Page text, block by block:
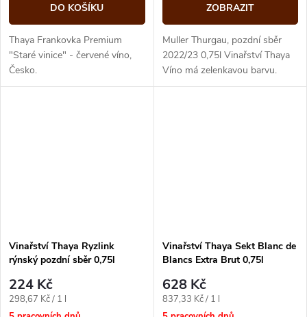
DO KOŠÍKU
Thaya Frankovka Premium
"Staré vinice" - červené víno,
Česko.
ZOBRAZIT
Muller Thurgau, pozdní sběr
2022/23 0,75l Vinařství Thaya
Víno má zelenkavou barvu.
Vůně představuje typického
Vinařství Thaya Ryzlink
rýnský pozdní sběr 0,75l
224 Kč
Měrná
cena:
298,67 Kč / 1 l
Vinařství Thaya Sekt Blanc de
Blancs Extra Brut 0,75l
628 Kč
Měrná
cena:
837,33 Kč / 1 l